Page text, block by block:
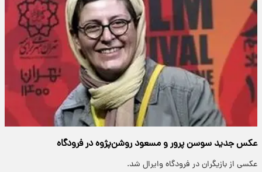
عکس جدید سوسن پرور و مسعود روشن‌پژوه در فرودگاه
عکسی از بازیگران در فرودگاه وایرال شد.